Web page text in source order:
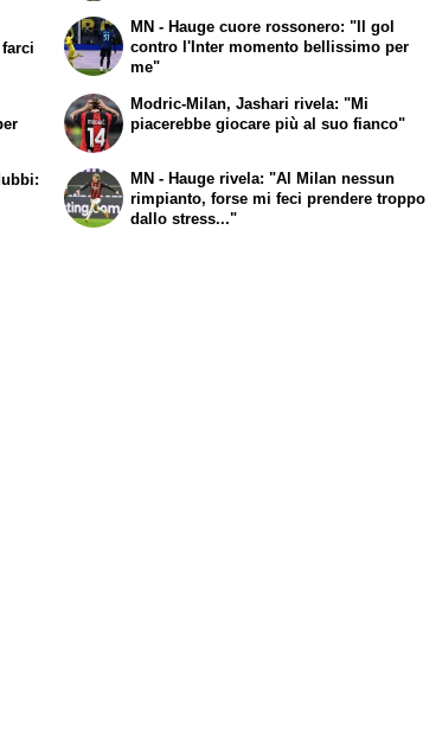
MN - Hauge cuore rossonero: "Il gol
contro l'Inter momento bellissimo per
me"
Modric-Milan, Jashari rivela: "Mi
piacerebbe giocare più al suo fianco"
MN - Hauge rivela: "Al Milan nessun
rimpianto, forse mi feci prendere troppo
dallo stress..."